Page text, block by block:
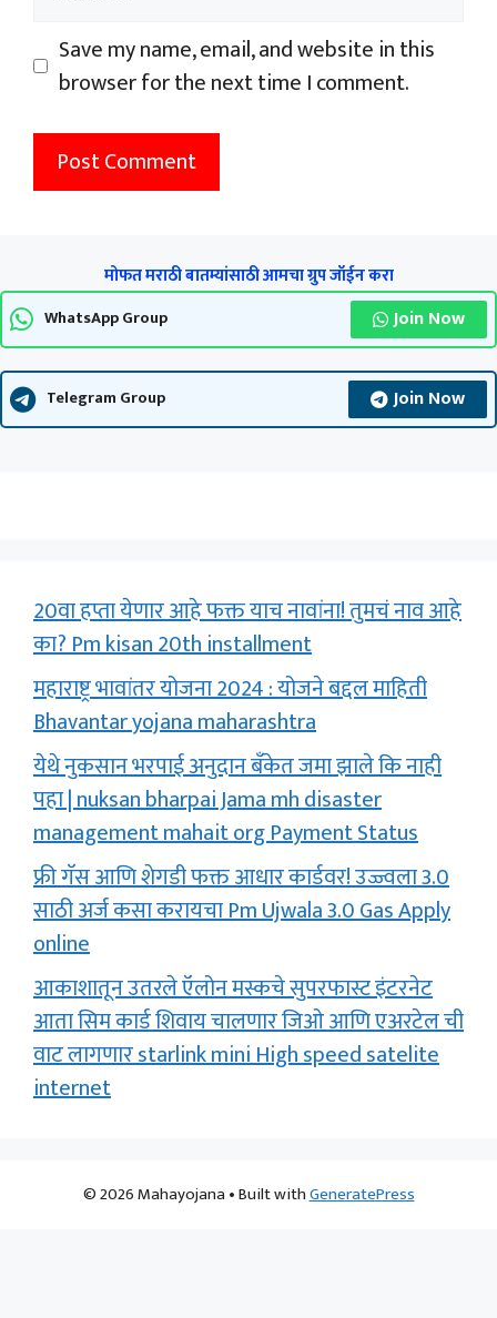
Save my name, email, and website in this
browser for the next time I comment.
मोफत मराठी बातम्यांसाठी आमचा ग्रुप जॉईन करा
WhatsApp Group Join Now
Telegram Group Join Now
20वा हप्ता येणार आहे फक्त याच नावांना! तुमचं नाव आहे
का? Pm kisan 20th installment
महाराष्ट्र भावांतर योजना 2024 : योजने बद्दल माहिती
Bhavantar yojana maharashtra
येथे नुकसान भरपाई अनुदान बँकेत जमा झाले कि नाही
पहा | nuksan bharpai Jama mh disaster
management mahait org Payment Status
फ्री गॅस आणि शेगडी फक्त आधार कार्डवर! उज्ज्वला 3.0
साठी अर्ज कसा करायचा Pm Ujwala 3.0 Gas Apply
online
आकाशातून उतरले ऍलोन मस्कचे सुपरफास्ट इंटरनेट
आता सिम कार्ड शिवाय चालणार जिओ आणि एअरटेल ची
वाट लागणार starlink mini High speed satelite
internet
© 2026 Mahayojana • Built withGeneratePress